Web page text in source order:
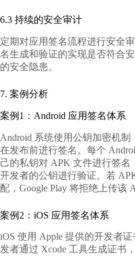
6.3 持续的安全审计
定期对应用签名流程进行安全
名生成和验证的实现是否符合
的安全隐患。
7. 案例分析
案例1：Android 应用签名体系
Android 系统使用公钥加密机
在发布前进行签名。每个
己的私钥对 APK 文件进行签名
开发者的公钥进行验证。若
配，Google Play 将拒绝上传该
案例2：iOS 应用签名体系
iOS 使用 Apple 提供的开发者
发者通过 Xcode 工具生成证书